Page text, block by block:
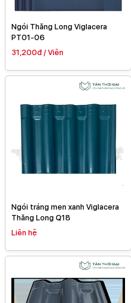
Ngói Thăng Long Viglacera
PT01-06
31,200đ / Viên
Ngói tráng men xanh Viglacera
Thăng Long Q18
Liên hệ